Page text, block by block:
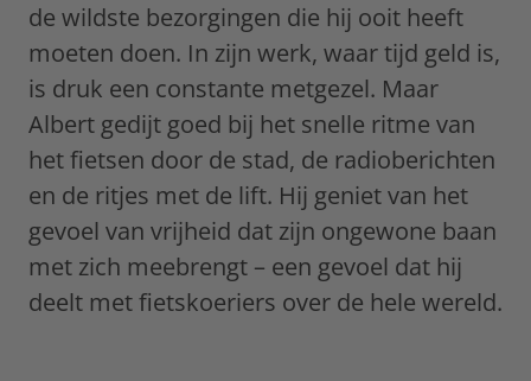
de wildste bezorgingen die hij ooit heeft
moeten doen. In zijn werk, waar tijd geld is,
is druk een constante metgezel. Maar
Albert gedijt goed bij het snelle ritme van
het fietsen door de stad, de radioberichten
en de ritjes met de lift. Hij geniet van het
gevoel van vrijheid dat zijn ongewone baan
met zich meebrengt – een gevoel dat hij
deelt met fietskoeriers over de hele wereld.